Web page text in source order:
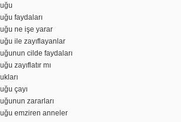
faydaları
ne işe yarar
ile zayıflayanlar
cilde faydaları
zayıflatır mı
çayı
zararları
emziren anneler